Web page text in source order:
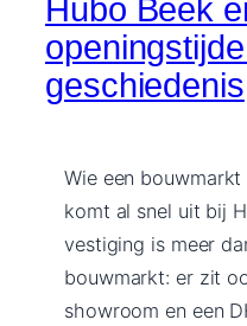
Hubo Beek
geschiedenis
Wie een
komt al snel uit bij
vestiging is meer
bouwmarkt: er zit
showroom en een